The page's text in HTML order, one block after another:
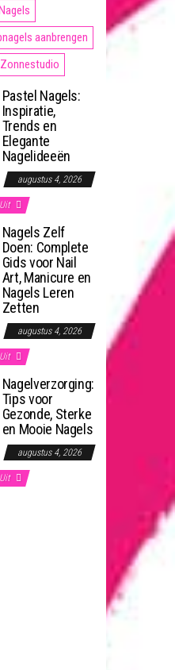
Nagels
aanbrengen
Zonnestudio
Pastel Nagels:
Inspiratie,
Trends en
Elegante
Nagelideeën
augustus 4, 2026
Uit
Nagels Zelf
Doen: Complete
Gids voor Nail
Art, Manicure en
Nagels Leren
Zetten
augustus 4, 2026
Uit
Nagelverzorging:
Tips voor
Gezonde, Sterke
en Mooie Nagels
augustus 4, 2026
Uit